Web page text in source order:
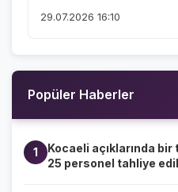
29.07.2026 16:10
Popüler Haberler
1
Kocaeli açıklarında
25 personel tahliye